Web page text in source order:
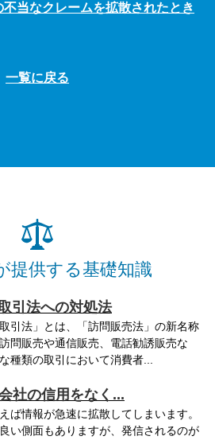
不当なクレームを拡散されたとき
一覧に戻る
提供する基礎知識
引法への対処法
取引法」とは、「訪問販売法」の新名称
問販売や通信販売、電話勧誘販売な
種類の取引において消費者...
社の信用をなく...
ば情報が急速に拡散してしまいます。
い側面もありますが、発信されるのが